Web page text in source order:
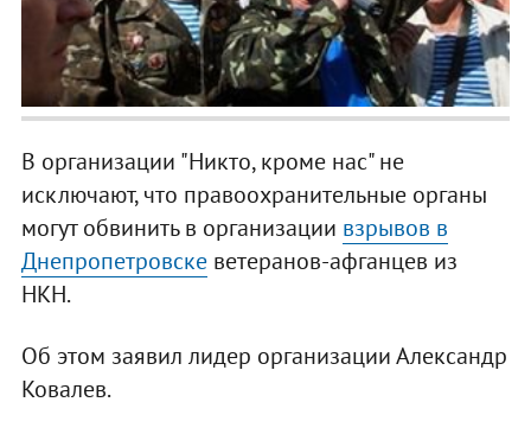
В организации "Никто, кроме нас" не
исключают, что правоохранительные органы
могут обвинить в организации взрывов в
Днепропетровскеветеранов-афганцев из
НКН.
Об этом заявил лидер организации Александр
Ковалев.